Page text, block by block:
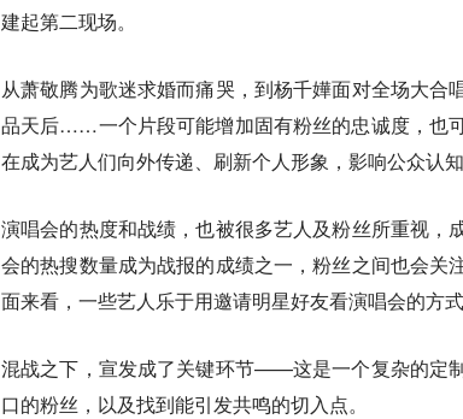
建起第二现场。
从萧敬腾为歌迷求婚而痛哭，到杨千嬅面对全场大
品天后……一个片段可能增加固有粉丝的忠诚度，也
在成为艺人们向外传递、刷新个人形象，影响公众认知
演唱会的热度和战绩，也被很多艺人及粉丝所重视，
会的热搜数量成为战报的成绩之一，粉丝之间也会关
面来看，一些艺人乐于用邀请明星好友看演唱会的方
混战之下，宣发成了关键环节——这是一个复杂的定
口的粉丝，以及找到能引发共鸣的切入点。